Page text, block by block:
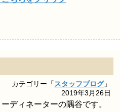
カテゴリー「スタッフブログ」
2019年3月26日
ディネーターの隅谷です。